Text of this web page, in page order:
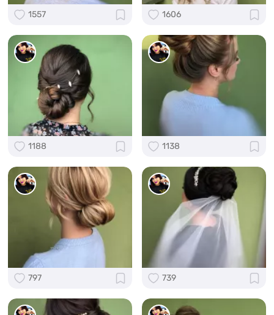
1557 1606
1188 1138
797 739